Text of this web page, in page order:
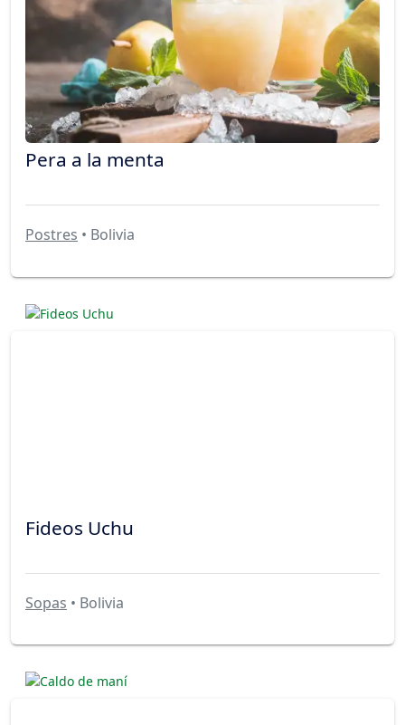
Pera a la menta
Postres • Bolivia
Fideos Uchu
Sopas • Bolivia